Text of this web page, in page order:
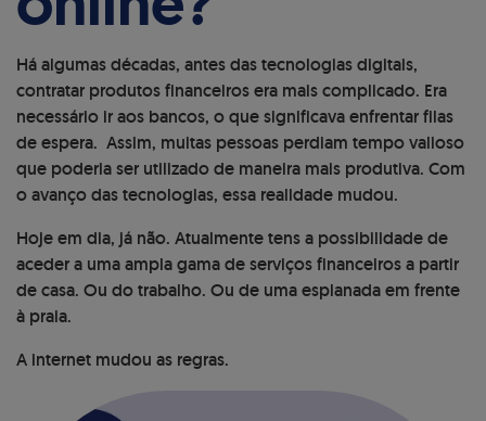
Há algumas décadas, antes das tecnologias digitais,
contratar produtos financeiros era mais complicado. Era
necessário ir aos bancos, o que significava enfrentar filas
de espera. Assim, muitas pessoas perdiam tempo valioso
que poderia ser utilizado de maneira mais produtiva. Com
o avanço das tecnologias, essa realidade mudou.
Hoje em dia, já não. Atualmente tens a possibilidade de
aceder a uma ampla gama de serviços financeiros a partir
de casa. Ou do trabalho. Ou de uma esplanada em frente
à praia.
A internet mudou as regras.